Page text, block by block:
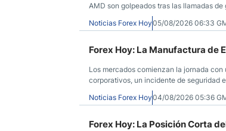
AMD son golpeados tras las llamadas
estadounidense continúa intentando
UU.
Noticias Forex Hoy05/08/2026 06:33
Forex Hoy: La Manufactura de
Los mercados comienzan la jornada
corporativos, un incidente de seguridad
Noticias Forex Hoy04/08/2026 05:36
Forex Hoy: La Posición Corta